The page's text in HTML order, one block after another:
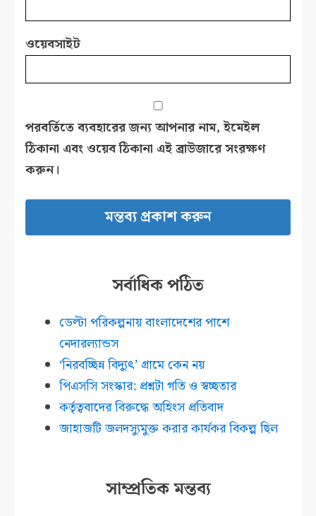
ওয়েবসাইট
পরবর্তিতে ব্যবহারের জন্য আপনার নাম, ইমেইল
ঠিকানা এবং ওয়েব ঠিকানা এই ব্রাউজারে সংরক্ষণ
করুন।
সর্বাধিক পঠিত
ডেল্টা পরিকল্পনায় বাংলাদেশের পাশে
নেদারল্যান্ডস
‘নিরবচ্ছিন্ন বিদ্যুৎ’ গ্রামে কেন নয়
পিএসসি সংস্কার: প্রশ্নটা গতি ও স্বচ্ছতার
কর্তৃত্ববাদের বিরুদ্ধে অহিংস প্রতিবাদ
জাহাজটি জলদস্যুমুক্ত করার কার্যকর বিকল্প ছিল
সাম্প্রতিক মন্তব্য